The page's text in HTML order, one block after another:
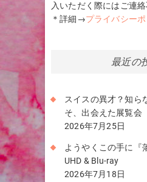
入いただく際にはご連絡
＊詳細→プライバシー
最近の
スイスの異才？知ら
そ、出会えた展覧会
2026年7月25日
ようやくこの手に『
UHD & Blu-ray
2026年7月18日